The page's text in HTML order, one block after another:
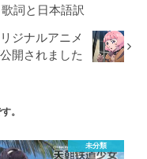
詞と日本語訳
ジナルアニメ
開されました
。
未分類